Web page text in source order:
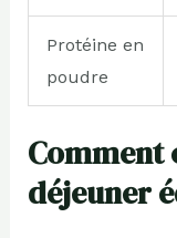
Protéine en
poudre
Comment
déjeuner